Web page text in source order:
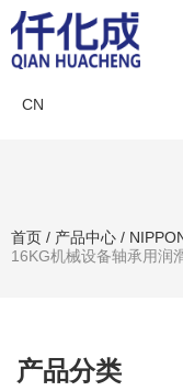
CN
首页 / 产品中心 /
16KG机械设备轴承用润
产品分类